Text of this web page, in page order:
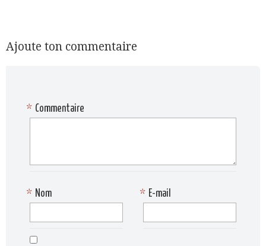
Ajoute ton commentaire
Commentaire
*
Nom
* E-mail
*